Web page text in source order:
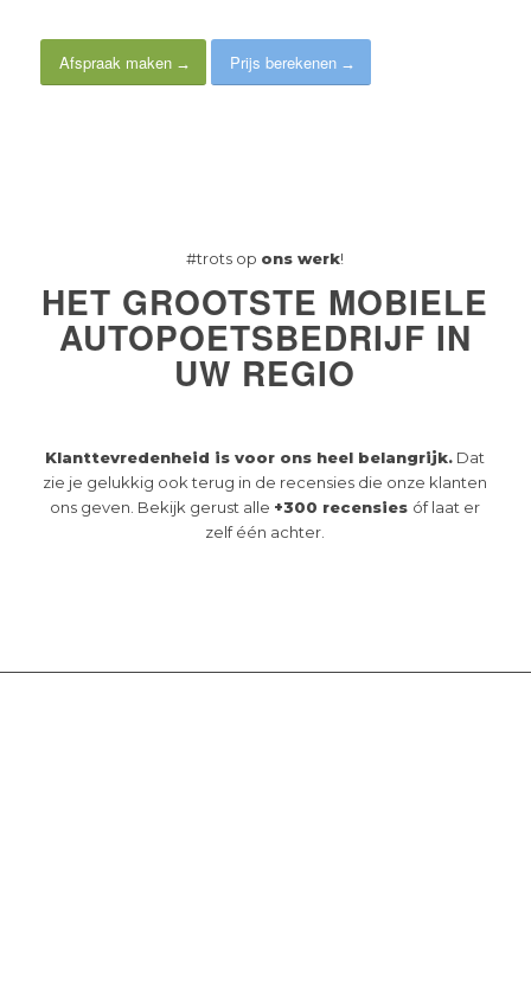
Afspraak maken Prijs berekenen
#trots op ons werk!
HET GROOTSTE MOBIELE
AUTOPOETSBEDRIJF IN
UW REGIO
Klanttevredenheid is voor ons heel belangrijk. Dat
zie je gelukkig ook terug in de recensies die onze klanten
ons geven. Bekijk gerust alle +300 recensies óf laat er
zelf één achter.